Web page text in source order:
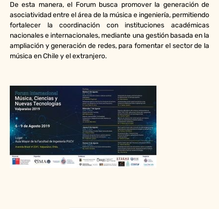
De esta manera, el Forum busca promover la generación de
asociatividad entre elárea de la música e ingeniería, permitiendo
fortalecer la coordinación con instituciones académicas
nacionales e internacionales, mediante una gestión basada en la
ampliación y generación de redes, para fomentar el sector de la
música en Chiley el extranjero.